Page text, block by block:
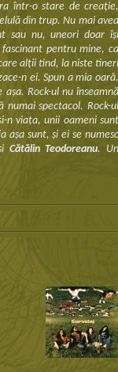
într-o stare de creaţie,
din trup. Nu mai avea
sau nu, uneori doar îşi
pentru mine, ca
alţii tind, la niste tineri
n ei. Spun a mia oară.
Rock-ul nu înseamnă
numai spectacol. Rock-ul
n viaţa, unii oameni sunt
aşa sunt, şi ei se numesc
Cătălin Teodoreanu.